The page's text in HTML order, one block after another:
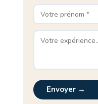
Envoyer →